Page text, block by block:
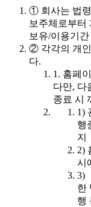
① 회사는 법
보주체로부터
보유/이용기
② 각각의 개인
다.
1. 홈페
다만, 다
종료 시
1)
행
지
2)
시
3)
한
행